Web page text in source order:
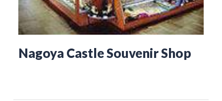
Nagoya Castle Souvenir Shop